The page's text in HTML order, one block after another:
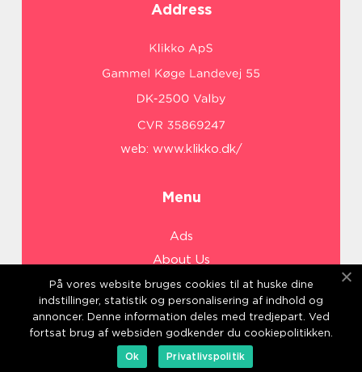
Address
web: www.klikko.dk/
Menu
Ads
About Us
Cookies
Contact
Sitemap
På vores website bruges cookies til at huske dine
indstillinger, statistik og personalisering af indhold og
annoncer. Denne information deles med tredjepart. Ved
fortsat brug af websiden godkender du cookiepolitikken.
Ok
Privatlivspolitik